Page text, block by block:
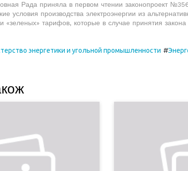
Рада приняла в первом чтении законопроект
условия производства электроэнергии из
«зеленых» тарифов, которые в случае принятия
энергетики и угольной промышленности #